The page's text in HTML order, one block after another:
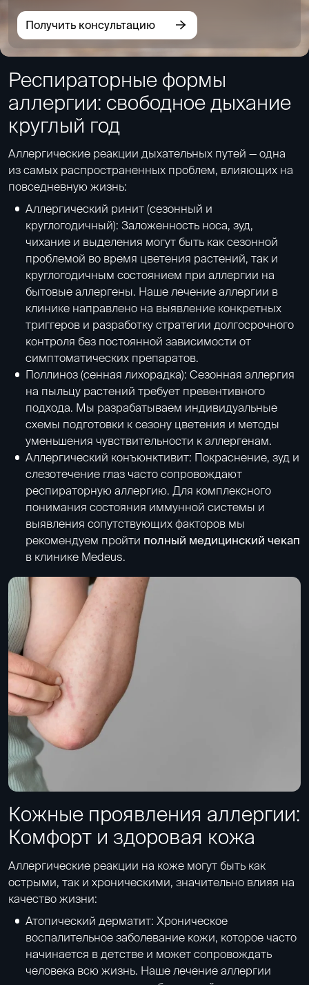
Получить консультацию
Респираторные формы
аллергии: свободное дыхание
круглый год
Аллергические реакции дыхательных путей — одна
из самых распространенных проблем, влияющих на
повседневную жизнь:
Аллергический ринит (сезонный и
круглогодичный): Заложенность носа, зуд,
чихание и выделения могут быть как сезонной
проблемой во время цветения растений, так и
круглогодичным состоянием при аллергии на
бытовые аллергены. Наше лечение аллергии в
клинике направлено на выявление конкретных
триггеров и разработку стратегии долгосрочного
контроля без постоянной зависимости от
симптоматических препаратов.
Поллиноз (сенная лихорадка): Сезонная аллергия
на пыльцу растений требует превентивного
подхода. Мы разрабатываем индивидуальные
схемы подготовки к сезону цветения и методы
уменьшения чувствительности к аллергенам.
Аллергический конъюнктивит: Покраснение, зуд и
слезотечение глаз часто сопровождают
респираторную аллергию. Для комплексного
понимания состояния иммунной системы и
выявления сопутствующих факторов мы
рекомендуем пройти полный медицинский чекап
в клинике Medeus.
Кожные проявления аллергии:
Комфорт и здоровая кожа
Аллергические реакции на коже могут быть как
острыми, так и хроническими, значительно влияя на
качество жизни:
Атопический дерматит: Хроническое
воспалительное заболевание кожи, которое часто
начинается в детстве и может сопровождать
человека всю жизнь. Наше лечение аллергии